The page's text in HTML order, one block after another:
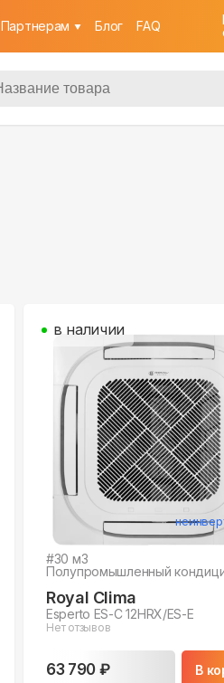
Партнерам Блог FAQ
#30 м3
Полупромышленный
Royal Clima
Esperto ES-C 12HRX/ES-E
Нет отзывов
63 790 ₽ В
в наличии